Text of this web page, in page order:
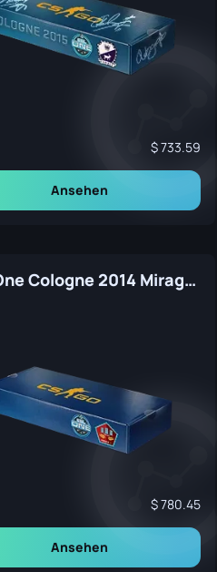
733.59
Ansehen
ESL One Cologne 2014 Mirage Souvenir Package
780.45
Ansehen